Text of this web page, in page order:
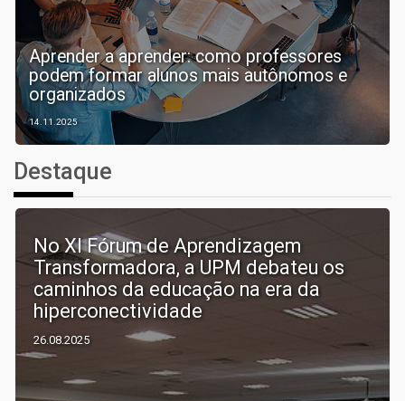
Aprender a aprender: como professores
podem formar alunos mais autônomos e
organizados
14.11.2025
Destaque
No XI Fórum de Aprendizagem
Transformadora, a UPM debateu os
caminhos da educação na era da
hiperconectividade
26.08.2025